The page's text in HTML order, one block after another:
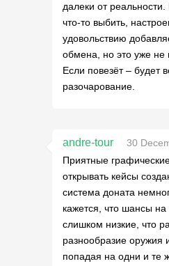
далеки от
что-то выбить,
удовольствию
обмена, но это уже не
Если повезёт – будет
разочарование.
andre-tour
30
Приятные
открывать кейсы
система доната
кажется, что шансы
слишком низкие, что
разнообразие оружия
попадая на одни и те